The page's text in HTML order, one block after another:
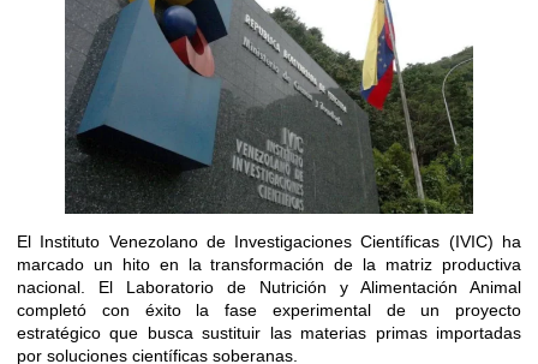
El Instituto Venezolano de Investigaciones Científicas (IVIC) ha
marcado un hito en la transformación de la matriz productiva
nacional. El Laboratorio de Nutrición y Alimentación Animal
completó con éxito la fase experimental de un proyecto
estratégico que busca sustituir las materias primas importadas
por soluciones científicas soberanas.